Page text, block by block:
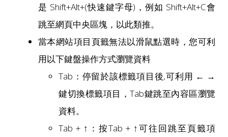
是 Shift+Alt+(快速鍵字母)，例如 Shift+Alt+C會
跳至網頁中央區塊，以此類推。
當本網站項目頁籤無法以滑鼠點選時，您可利
用以下鍵盤操作方式瀏覽資料
Tab：停留於該標籤項目後,可利用 ← →
鍵切換標籤項目，Tab鍵跳至內容區瀏覽
資料。
Tab + ↑：按Tab + ↑可往回跳至頁籤項